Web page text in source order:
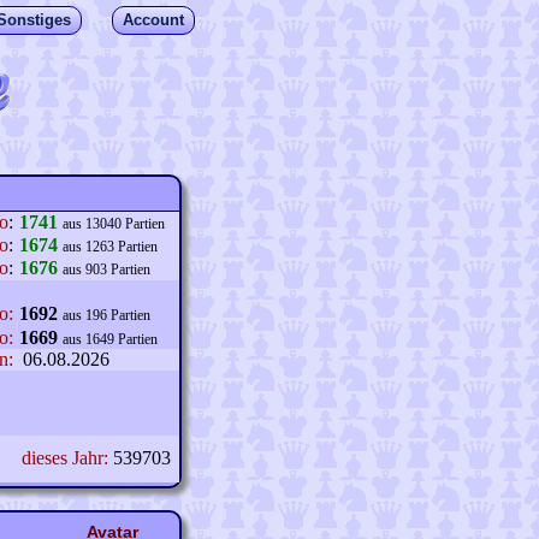
Account
: 1741 aus 13040 Partien
: 1674 aus 1263 Partien
: 1676 aus 903 Partien
1692 aus 196 Partien
1669 aus 1649 Partien
06.08.2026
dieses Jahr: 539703
Avatar